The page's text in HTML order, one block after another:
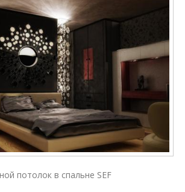
потолок в спальне SEF